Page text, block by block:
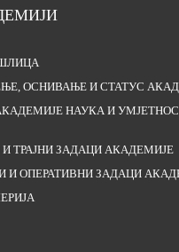
ОСНИВАЊЕ И СТАТУС
НАУКА И
ТРАЈНИ ЗАДАЦИ АКАДЕМИЈЕ
И ОПЕРАТИВНИ ЗАДАЦИ